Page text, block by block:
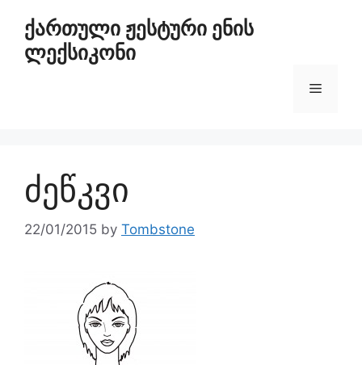
ქართული ჟესტური ენის
ლექსიკონი
ძეწკვი
22/01/2015 by Tombstone